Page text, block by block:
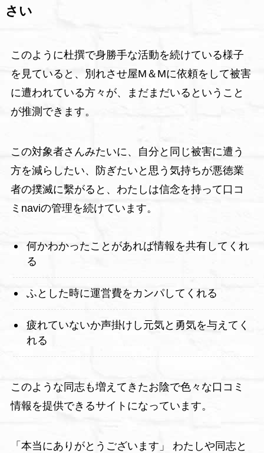
さい
このように杜撰で身勝手な活動を続けている様子
を見ていると、別れさせ屋M＆Mに依頼をして被害
に遭われている方々が、まだまだいるということ
が推測できます。
この対象者さんみたいに、自分と同じ被害に遭う
方を減らしたい、防ぎたいと思う気持ちが悪徳業
者の撲滅に繫がると、わたしは信念を持って口コ
ミnaviの管理を続けています。
何かわかったことがあれば情報を共有してくれ
る
ふとした時に運営費をカンパしてくれる
疲れていないか声掛けし元気と勇気を与えてく
れる
このような同志も増えてきたお陰で色々な口コミ
情報を提供できるサイトになっています。
「本当にありがとうございます」 わたしや同志と